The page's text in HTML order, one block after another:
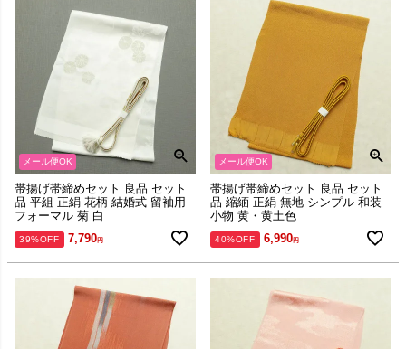
メール便OK
帯揚げ帯締めセット 良品 セット
品 平組 正絹 花柄 結婚式 留袖用
フォーマル 菊 白
39%OFF 7,790
メール便OK
帯揚げ帯締めセット 良品 セット
品 縮緬 正絹 無地 シンプル 和装
小物 黄・黄土色
40%OFF 6,990